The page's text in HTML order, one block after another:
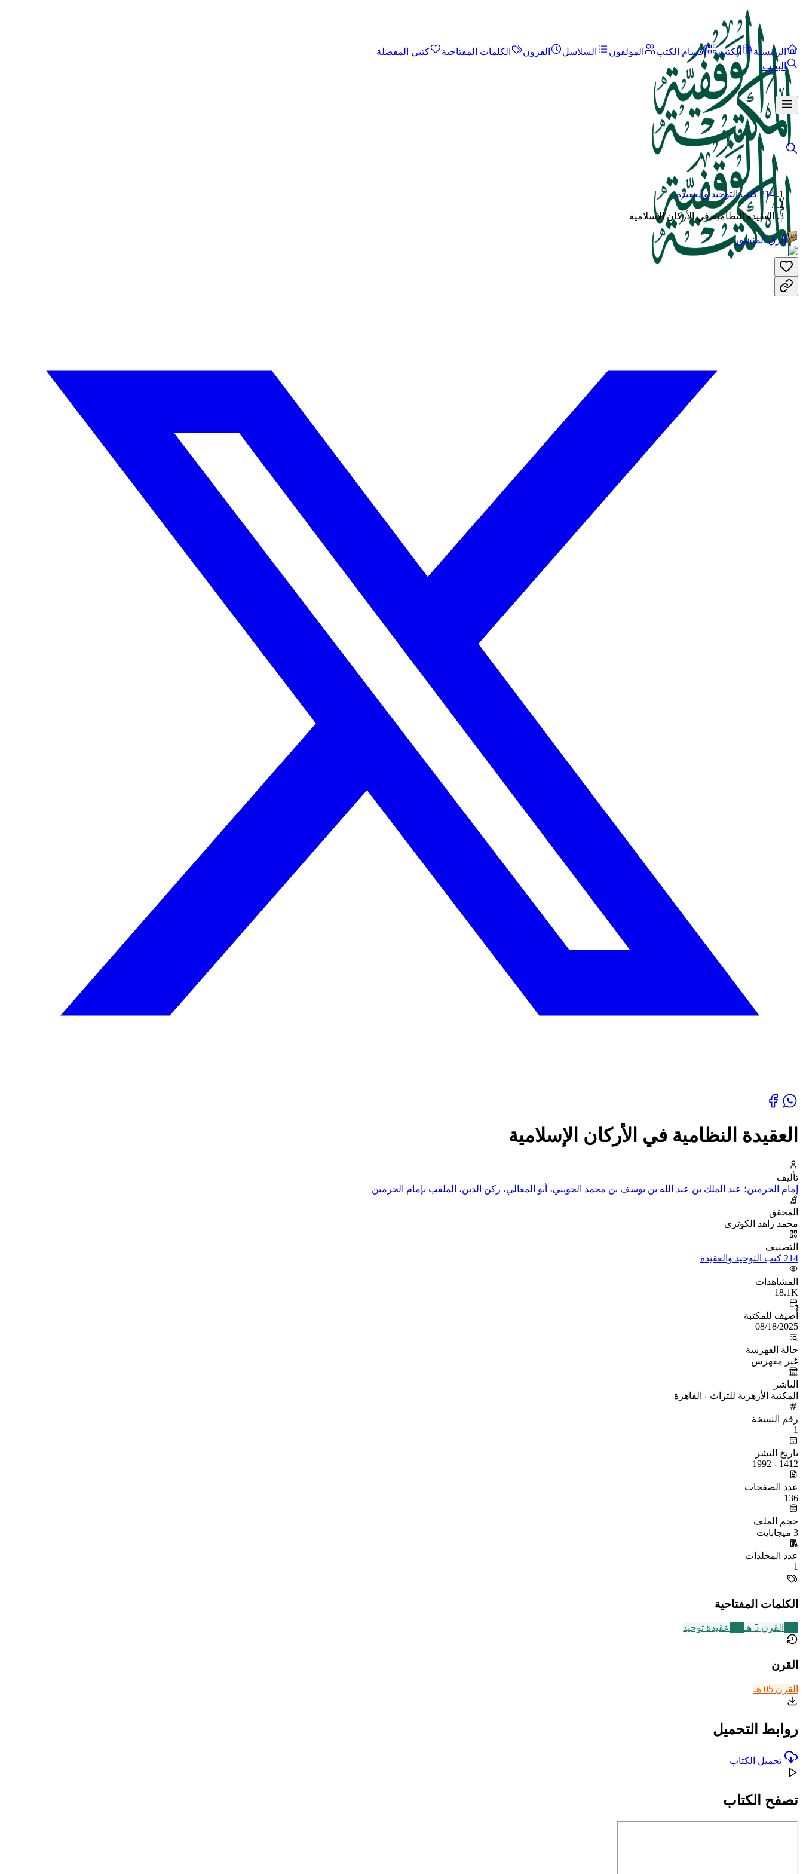
الرئيسية الكتب أقسام الكتب المؤلفون السلاسل القرون الكلمات المفتاحية
كتبي المفضلة
البحث
214 كتب التوحيد والعقيدة
/
العقيدة النظامية في الأركان الإسلامية
الرق المنشور
العقيدة النظامية في الأركان الإسلامية
تأليف
إمام الحرمين؛ عبد الملك بن عبد الله بن يوسف بن محمد الجويني، أبو المعالي، ركن الدين، الملقب بإمام الحرمين
المحقق
محمد زاهد الكوثري
التصنيف
214 كتب التوحيد والعقيدة
المشاهدات
18.1K
أُضيف للمكتبة
08/18/2025
حالة الفهرسة
غير مفهرس
الناشر
المكتبة الأزهرية للتراث - القاهرة
رقم النسخة
1
تاريخ النشر
1412 - 1992
عدد الصفحات
136
حجم الملف
3 ميجابايت
عدد المجلدات
1
الكلمات المفتاحية
القرن 5 هـ عقيدة توحيد
القرن
القرن 05 هـ
روابط التحميل
تحميل الكتاب
تصفح الكتاب